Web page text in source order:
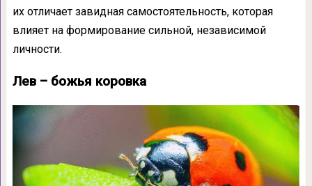
их отличает завидная самостоятельность, которая
влияет на формирование сильной, независимой
личности.
Лев – божья коровка